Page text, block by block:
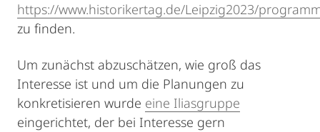
https://www.historikertag.de/Leipzig2023/
zu finden.
Um zunächst abzuschätzen, wie groß das
Interesse ist und um die Planungen zu
konkretisieren wurde eine Iliasgruppe
eingerichtet, der bei Interesse gern